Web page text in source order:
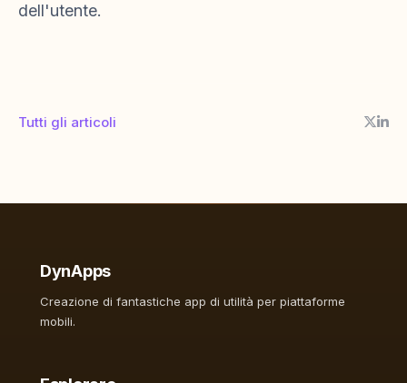
dell'utente.
Tutti gli articoli
DynApps
Creazione di fantastiche app di utilità per piattaforme
mobili.